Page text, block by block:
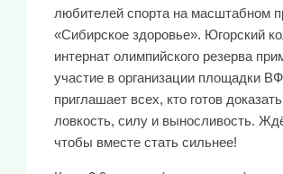
любителей спорта на масштабном
«Сибирское здоровье». Югорский
интернат олимпийского резерва
участие в организации площадки
приглашает всех, кто готов
ловкость, силу и выносливость.
чтобы вместе стать сильнее!